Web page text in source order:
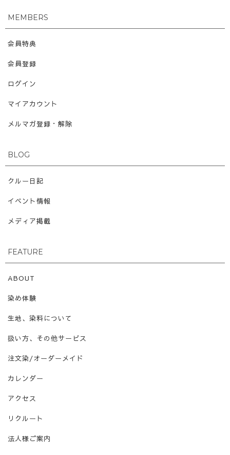
MEMBERS
会員特典
会員登録
ログイン
マイアカウント
メルマガ登録・解除
BLOG
クルー日記
イベント情報
メディア掲載
FEATURE
ABOUT
染め体験
生地、染料について
扱い方、その他サービス
注文染/オーダーメイド
カレンダー
アクセス
リクルート
法人様ご案内